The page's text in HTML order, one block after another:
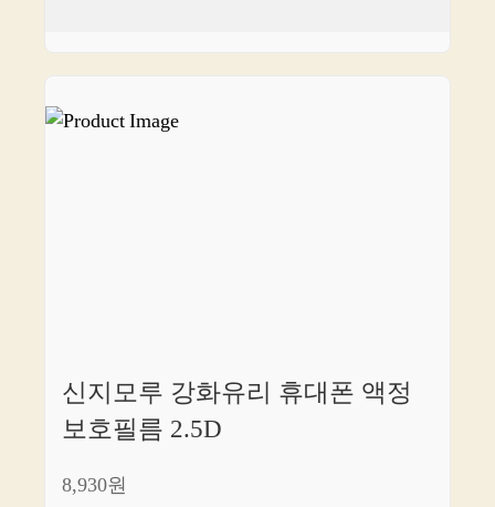
신지모루 강화유리 휴대폰 액정
보호필름 2.5D
8,930원